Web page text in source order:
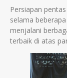
Persiapan
selama
menjalani
terbaik di atas